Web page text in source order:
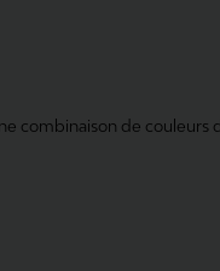
combinaison de couleurs